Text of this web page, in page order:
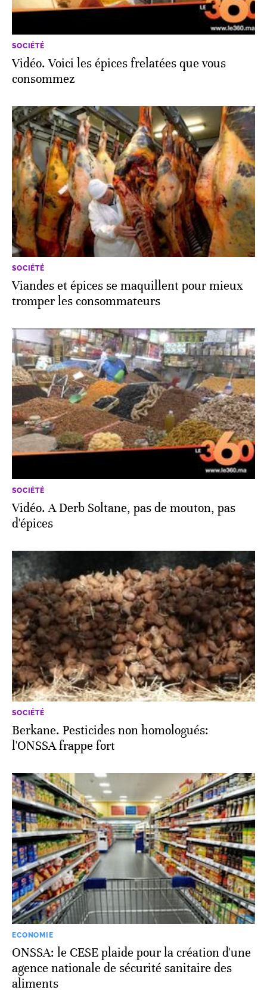
SOCIÉTÉ
Vidéo. Voici les épices frelatées que vous
consommez
SOCIÉTÉ
Viandes et épices se maquillent pour mieux
tromper les consommateurs
SOCIÉTÉ
Vidéo. A Derb Soltane, pas de mouton, pas
d'épices
SOCIÉTÉ
Berkane. Pesticides non homologués:
l'ONSSA frappe fort
ECONOMIE
ONSSA: le CESE plaide pour la création d'une
agence nationale de sécurité sanitaire des
aliments